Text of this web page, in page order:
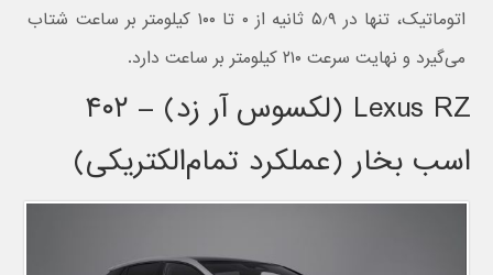
اتوماتیک، تنها در ۵٫۹ ثانیه از ۰ تا ۱۰۰ کیلومتر بر ساعت شتاب
می‌گیرد و نهایت سرعت ۲۱۰ کیلومتر بر ساعت دارد.
Lexus RZ (لکسوس آر زد) – ۴۰۲
اسب بخار (عملکرد تمام‌الکتریکی)